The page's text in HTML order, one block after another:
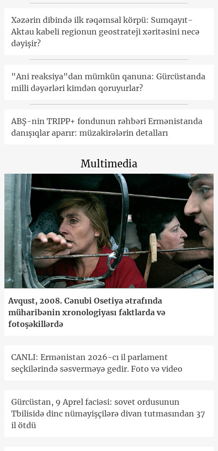
Xəzərin dibində ilk rəqəmsal körpü: Sumqayıt-
Aktau kabeli regionun geostrateji xəritəsini necə
dəyişir?
"Ani reaksiya"dan mümkün qanuna: Gürcüstanda
milli dəyərləri kimdən qoruyurlar?
ABŞ-nin TRIPP+ fondunun rəhbəri Ermənistanda
danışıqlar aparır: müzakirələrin detalları
Multimedia
Avqust, 2008. Cənubi Osetiya ətrafında
müharibənin xronologiyası faktlarda və
fotoşəkillərdə
CANLI: Ermənistan 2026-cı il parlament
seçkilərində səsverməyə gedir. Foto və video
Gürcüstan, 9 Aprel faciəsi: sovet ordusunun
Tbilisidə dinc nümayişçilərə divan tutmasından 37
il ötdü